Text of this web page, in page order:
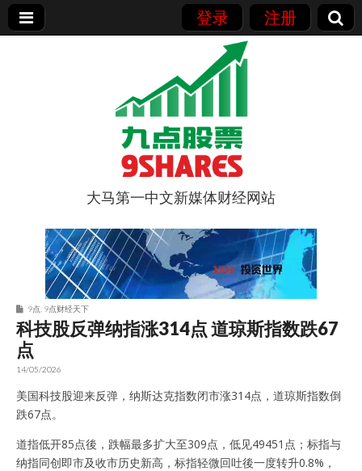
登录 注册
9点股票
大马第一中文新媒体财经网站
9点 9点财经天下
科技股反弹纳指涨314点 道琼斯指数跌67
点
14/05/2026
美国科技股迎来反弹，纳斯达克指数闭市涨314点，道琼斯指数倒
跌67点。
道指低开85点後，跌幅最多扩大至309点，低见49451点；标指与
纳指同创即市及收市历史新高，标指轻微回吐後一度转升0.8%，